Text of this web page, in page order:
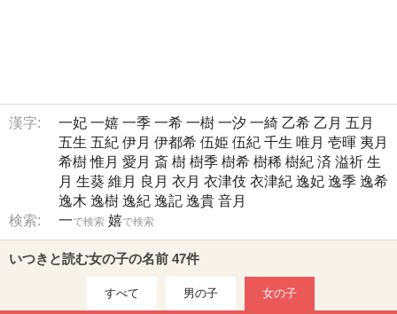
漢字: 一妃 一嬉 一季 一希 一樹 一汐 一綺 乙希 乙月 五月
五生 五紀 伊月 伊都希 伍姫 伍紀 千生 唯月 壱暉 夷月
希樹 惟月 愛月 斎 樹 樹季 樹希 樹稀 樹紀 済 溢祈 生
月 生葵 維月 良月 衣月 衣津伎 衣津紀 逸妃 逸季 逸希
逸木 逸樹 逸紀 逸記 逸貴 音月
検索:
一で検索 嬉で検索
いつきと読む女の子の名前 47件
すべて 男の子 女の子